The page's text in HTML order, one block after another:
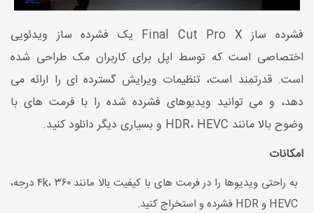
فشرده ساز Final Cut Pro X یک فشرده ساز ویدئویی
اختصاصی است که توسط اپل برای کاربران مک طراحی شده
است. قدرتمند است، تنظیمات ویرایش گسترده ای را ارائه می
دهد، و می توانید ویدیوهای فشرده شده را با فرمت های با
وضوح بالا مانند
HDR، HEVC
و بسیاری دیگر دانلود کنید.
امکانات
به راحتی ویدیوها را در فرمت های با کیفیت بالا مانند ۴ k، ۳۶۰ درجه،
HEVC وHDR فشرده و استخراج کنید.